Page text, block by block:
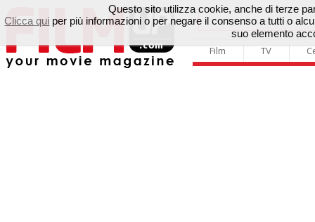
Film TV
Questo sito utilizza cookie, anche di terze
Clicca qui per più informazioni o per negare il consenso a tutti o
suo elemento